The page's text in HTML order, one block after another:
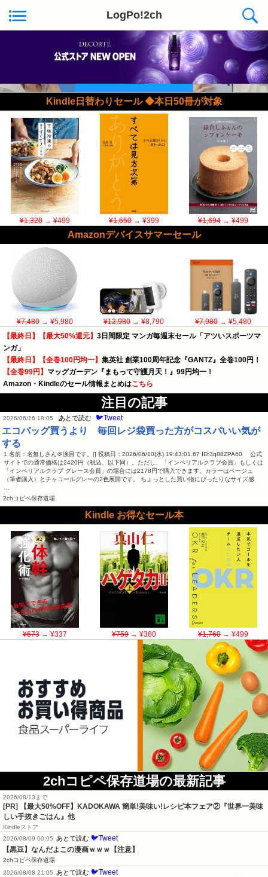
LogPo!2ch
Kindle日替わりセール ◆本日50冊が対象
¥1,320→ ¥499 ¥1,650→ ¥399 ¥1,694→ ¥499
Amazonデバイスサマーセール
¥7,480→ ¥5,980 ¥12,980→ ¥8,790 ¥7,980→ ¥5,480
【最終日】【最大50%還元】 3日間限定 マンガ毎週末セール「アツいスポーツマ
ンガ」
【最終日】【全巻100円均一】 集英社 創業100周年記念『GANTZ』全巻100円！
【全巻99円】 マッグガーデン『まもって守護月天！』99円均一！
Amazon・Kindleのセール情報まとめはこちら
注目の記事
2026/06/16 18:05 あとで読む 🐦Tweet
エコバッグ買うより 毎回レジ袋買った方がコスパいい気が
する
1 名前：名無しさん＠涙目です。[] 投稿日：2026/06/10(水) 19:43:01.67 ID:3q88ZPA60 公式
サイトでの通常価格は2420円（税込、以下同）。ただし、「インペリアルクラブ会員」もしくは
「インペリアルクラブ グレース会員」の場合には2178円で購入できます。カラーはベージュ
（筆者購入）とチャコールグレーの2色展開です。 ちょっとした買い物にぴったりなサイズ感
2chコピペ保存道場
Kindle お得なセール本
¥673→ ¥337 ¥759→ ¥380 ¥1,760→ ¥499
2chコピペ保存道場の最新記事
2026/08/13まで
[PR] 【最大50%OFF】KADOKAWA 簡単!美味い!レシピ本フェア②『世界一美味
しい手抜きごはん』他
Kindleストア
2026/08/09 00:05
あとで読む 🐦Tweet
【黒豆】なんだよこの漫画ｗｗｗ【注意】
2chコピペ保存道場
2026/08/08 21:05
あとで読む 🐦Tweet